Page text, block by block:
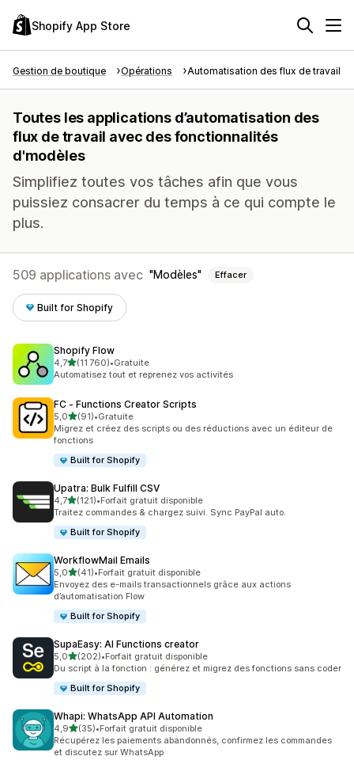
Shopify App Store
Gestion de boutique Opérations Automatisation des flux de travail
Toutes les applications d’automatisation des
flux de travail avec des fonctionnalités
d'modèles
Simplifiez toutes vos tâches afin que vous
puissiez consacrer du temps à ce qui compte le
plus.
509 applications avec Modèles Effacer
Built for Shopify
Shopify Flow
4,7étoile(s) sur 5
(11 760)
11760 avis au total
•Gratuite
Automatisez tout et reprenez vos activités
FC ‑ Functions Creator Scripts
5,0étoile(s) sur 5
(91)
91 avis au total
•Gratuite
Migrez et créez des scripts ou des réductions avec un éditeur de
fonctions
Built for Shopify
Upatra: Bulk Fulfill CSV
4,7étoile(s) sur 5
(121)
121 avis au total
•Forfait gratuit disponible
Traitez commandes & chargez suivi. Sync PayPal auto.
Built for Shopify
WorkflowMail Emails
5,0étoile(s) sur 5
(41)
41 avis au total
•Forfait gratuit disponible
Envoyez des e-mails transactionnels grâce aux actions
d’automatisation Flow
Built for Shopify
SupaEasy: AI Functions creator
5,0étoile(s) sur 5
(202)
202 avis au total
•Forfait gratuit disponible
Du script à la fonction : générez et migrez des fonctions sans coder
Built for Shopify
Whapi: WhatsApp API Automation
4,9étoile(s) sur 5
(35)
35 avis au total
•Forfait gratuit disponible
Récupérez les paiements abandonnés, confirmez les commandes
et discutez sur WhatsApp